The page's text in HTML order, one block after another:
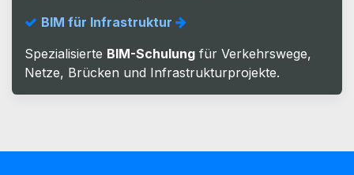
BIM für Infrastruktur
Spezialisierte BIM-Schulung für Verkehrswege,
Netze, Brücken und Infrastrukturprojekte.